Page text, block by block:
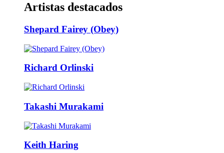
Artistas destacados
Shepard Fairey (Obey)
Richard Orlinski
Takashi Murakami
Keith Haring